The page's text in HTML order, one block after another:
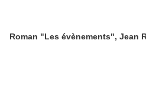
Roman "Les évènements", Jean